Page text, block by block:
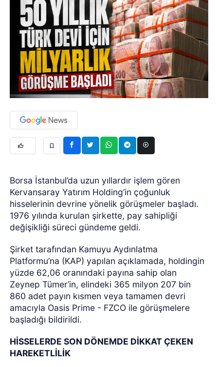
Borsa İstanbul’da uzun yıllardır işlem gören
Kervansaray Yatırım Holding’in çoğunluk
hisselerinin devrine yönelik görüşmeler başladı.
1976 yılında kurulan şirkette, pay sahipliği
değişikliği süreci gündeme geldi.
Şirket tarafından Kamuyu Aydınlatma
Platformu’na (KAP) yapılan açıklamada, holdingin
yüzde 62,06 oranındaki payına sahip olan
Zeynep Tümer’in, elindeki 365 milyon 207 bin
860 adet payın kısmen veya tamamen devri
amacıyla Oasis Prime - FZCO ile görüşmelere
başladığı bildirildi.
HİSSELERDE SON DÖNEMDE DİKKAT ÇEKEN
HAREKETLİLİK